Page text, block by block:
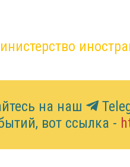
на наш
вот ссылка -